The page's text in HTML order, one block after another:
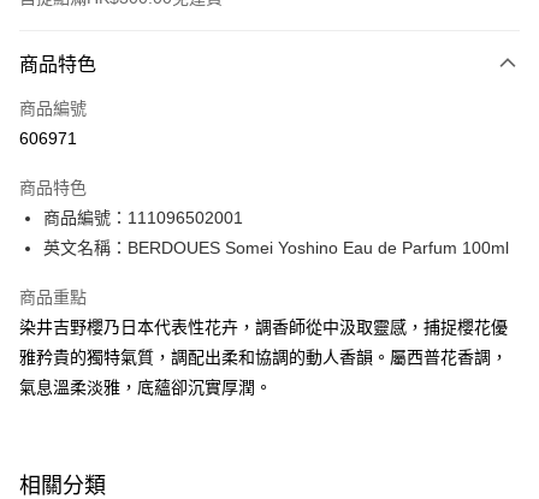
信用卡
Apple Pay
PayMe
WeChat Pay
BoC Pay
送貨方式
順豐自助櫃 - 確認發貨後1-3個工作天送達
順豐站及營業點 - 確認發貨後1-3個工作天送達
商品特色
商品編號
606971
商品特色
商品編號：111096502001
英文名稱：BERDOUES Somei Yoshino Eau de Parfum 100ml
商品重點
染井吉野櫻乃日本代表性花卉，調香師從中汲取靈感，捕捉櫻花優
雅矜貴的獨特氣質，調配出柔和協調的動人香韻。屬西普花香調，
氣息溫柔淡雅，底蘊卻沉實厚潤。
相關分類